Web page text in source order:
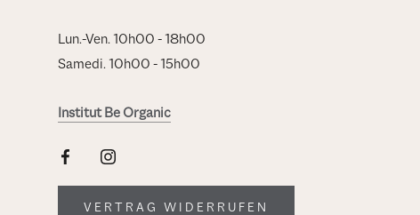
Lun.-Ven. 10h00 - 18h00
Samedi. 10h00 - 15h00
Institut Be Organic
VERTRAG WIDERRUFEN